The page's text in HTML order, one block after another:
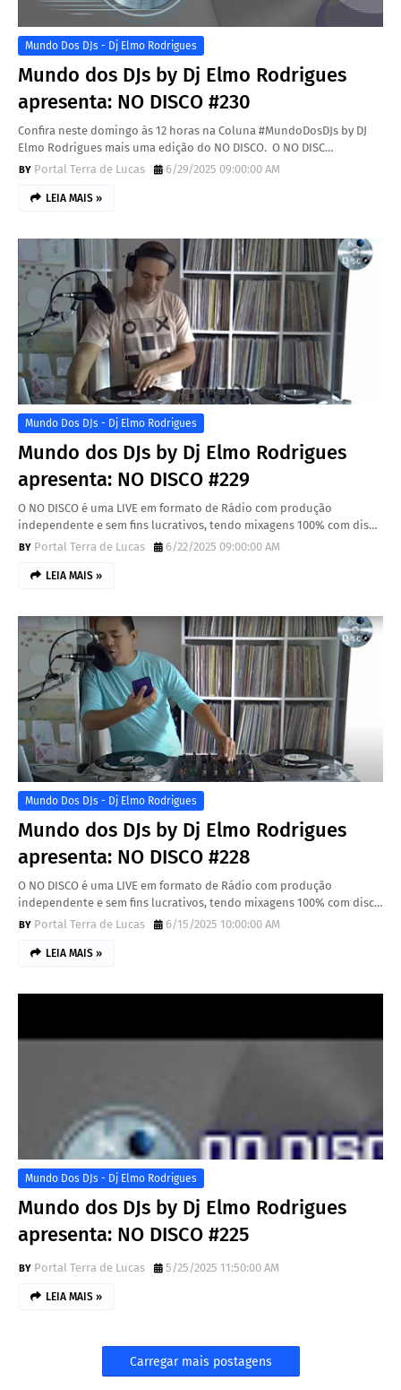
Mundo Dos DJs - Dj Elmo Rodrigues
Mundo dos DJs by Dj Elmo Rodrigues
apresenta: NO DISCO #230
Confira neste domingo às 12 horas na Coluna #MundoDosDJs by DJ
Elmo Rodrigues mais uma edição do NO DISCO. O NO DISC…
Portal Terra de Lucas
6/29/2025 09:00:00 AM
LEIA MAIS »
Mundo Dos DJs - Dj Elmo Rodrigues
Mundo dos DJs by Dj Elmo Rodrigues
apresenta: NO DISCO #229
O NO DISCO é uma LIVE em formato de Rádio com produção
independente e sem fins lucrativos, tendo mixagens 100% com dis…
Portal Terra de Lucas
6/22/2025 09:00:00 AM
LEIA MAIS »
Mundo Dos DJs - Dj Elmo Rodrigues
Mundo dos DJs by Dj Elmo Rodrigues
apresenta: NO DISCO #228
O NO DISCO é uma LIVE em formato de Rádio com produção
independente e sem fins lucrativos, tendo mixagens 100% com disc…
Portal Terra de Lucas
6/15/2025 10:00:00 AM
LEIA MAIS »
Mundo Dos DJs - Dj Elmo Rodrigues
Mundo dos DJs by Dj Elmo Rodrigues
apresenta: NO DISCO #225
Portal Terra de Lucas 5/25/2025 11:50:00 AM
LEIA MAIS »
Carregar mais postagens